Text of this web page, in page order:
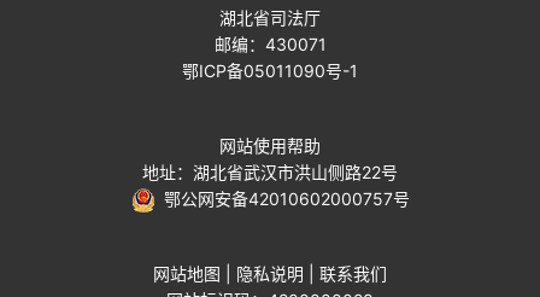
湖北省司法厅
邮编：430071
鄂ICP备05011090号-1
网站使用帮助
地址：湖北省武汉市洪山侧路22号
鄂公网安备42010602000757号
网站地图 隐私说明
联系我们